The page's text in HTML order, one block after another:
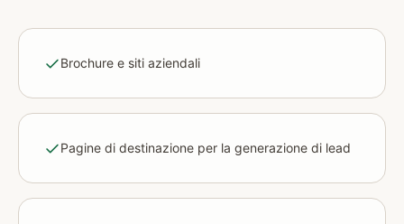
Brochure e siti aziendali
Pagine di destinazione per la generazione di lead